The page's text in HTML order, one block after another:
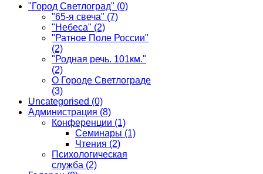
"Город Светлоград" (0)
"65-я свеча" (7)
"Небеса" (2)
"Ратное Поле России"
(2)
"Родная речь. 101км."
(2)
О Городе Светлограде
(3)
Uncategorised (0)
Администрация (8)
Конференции (1)
Семинары (1)
Чтения (2)
Психологическая
служба (2)